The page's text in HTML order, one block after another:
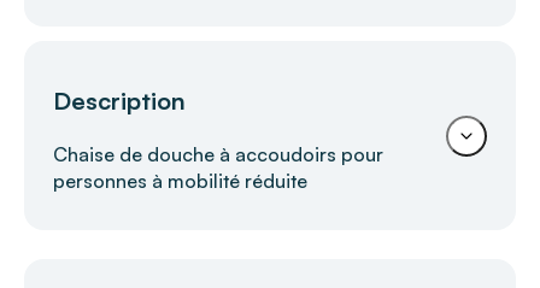
Description
Chaise de douche à accoudoirs pour
personnes à mobilité réduite